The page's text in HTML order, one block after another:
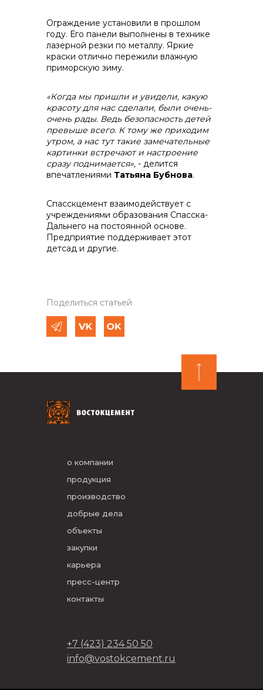
Ограждение установили в прошлом
году. Его панели выполнены в технике
лазерной резки по металлу. Яркие
краски отлично пережили влажную
приморскую зиму.
«Когда мы пришли и увидели, какую
красоту для нас сделали, были очень-
очень рады. Ведь безопасность детей
превыше всего. К тому же приходим
утром, а нас тут такие замечательные
картинки встречают и настроение
сразу поднимается», - делится
впечатлениями Татьяна Бубнова.
Спасскцемент взаимодействует с
учреждениями образования Спасска-
Дальнего на постоянной основе.
Предприятие поддерживает этот
детсад и другие.
Поделиться статьей
о компании
продукция
производство
добрые дела
объекты
закупки
карьера
пресс-центр
контакты
+7 (423) 234 50 50
info@vostokcement.ru